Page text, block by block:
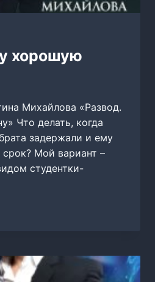
хорошую
Михайлова «Развод.
Что делать, когда
задержали и ему
Мой вариант –
студентки-